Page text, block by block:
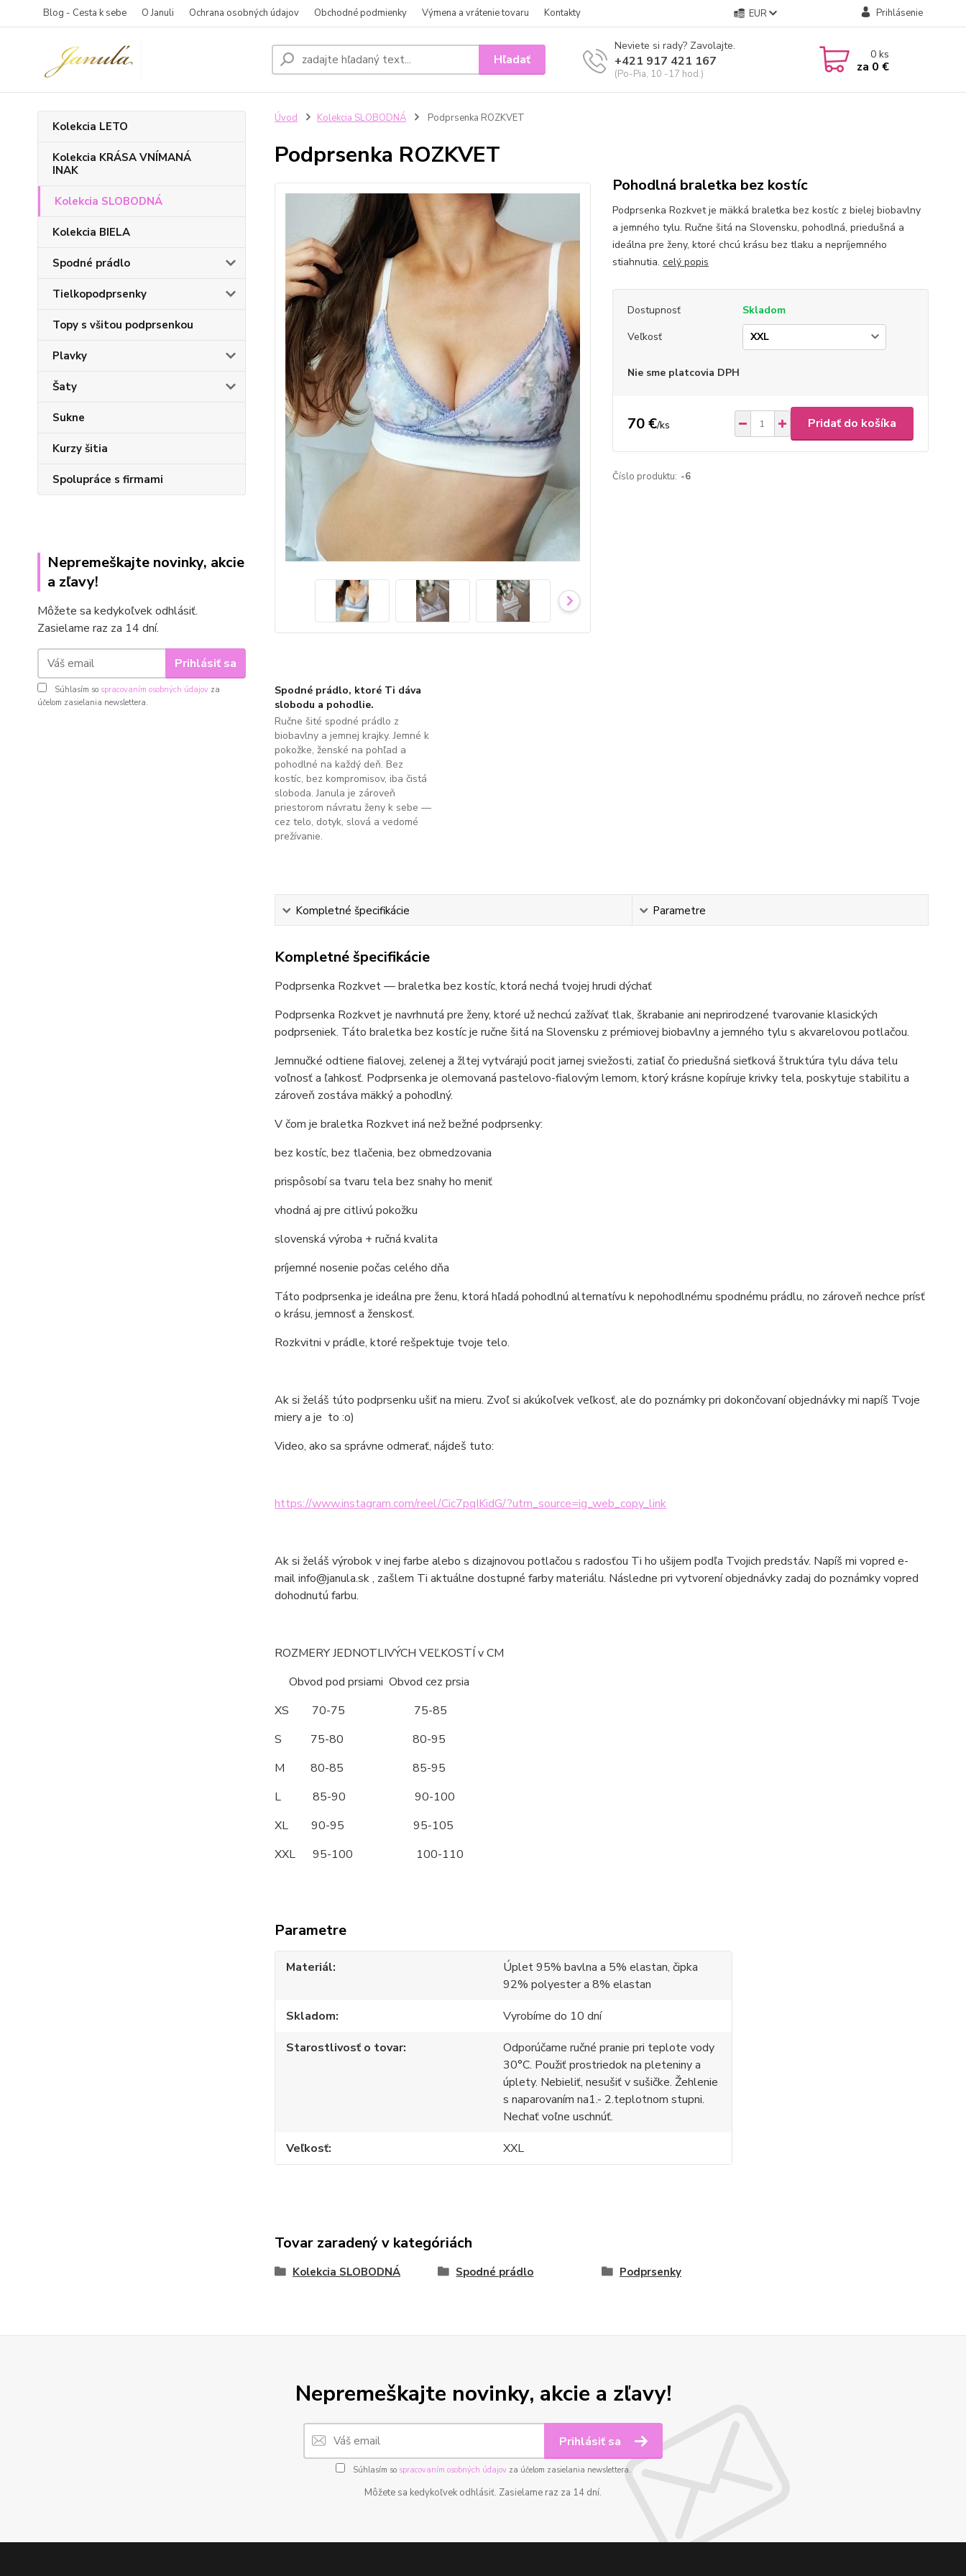
Blog - Cesta k sebe O Januli Ochrana osobných údajov Obchodné podmienky Výmena a vrátenie tovaru Kontakty EUR Prihlásenie
Hľadať
Neviete si rady? Zavolajte.
+421 917 421 167
(Po-Pia, 10 -17 hod.)
0ks
za 0 €
Kolekcia LETO
Kolekcia KRÁSA VNÍMANÁ
INAK
Kolekcia SLOBODNÁ
Kolekcia BIELA
Spodné prádlo
Tielkopodprsenky
Topy s všitou podprsenkou
Plavky
Šaty
Sukne
Kurzy šitia
Spolupráce s firmami
Nepremeškajte novinky, akcie
a zľavy!
Môžete sa kedykoľvek odhlásiť.
Zasielame raz za 14 dní.
Prihlásiť sa
Súhlasím so spracovaním osobných údajov za
účelom zasielania newslettera.
Úvod Kolekcia SLOBODNÁ Podprsenka ROZKVET
Podprsenka ROZKVET
Pohodlná braletka bez kostíc
Podprsenka Rozkvet je mäkká braletka bez kostíc z bielej biobavlny
a jemného tylu. Ručne šitá na Slovensku, pohodlná, priedušná a
ideálna pre ženy, ktoré chcú krásu bez tlaku a nepríjemného
stiahnutia. celý popis
Dostupnosť
Skladom
Veľkosť
Nie sme platcovia DPH
70 €/ks Pridať do košíka
Číslo produktu: -6
Spodné prádlo, ktoré Ti dáva
slobodu a pohodlie.
Ručne šité spodné prádlo z
biobavlny a jemnej krajky. Jemné k
pokožke, ženské na pohľad a
pohodlné na každý deň. Bez
kostíc, bez kompromisov, iba čistá
sloboda. Janula je zároveň
priestorom návratu ženy k sebe —
cez telo, dotyk, slová a vedomé
prežívanie.
Kompletné špecifikácie Parametre
Kompletné špecifikácie
Podprsenka Rozkvet — braletka bez kostíc, ktorá nechá tvojej hrudi dýchať
Podprsenka Rozkvet je navrhnutá pre ženy, ktoré už nechcú zažívať tlak, škrabanie ani neprirodzené tvarovanie klasických
podprseniek. Táto braletka bez kostíc je ručne šitá na Slovensku z prémiovej biobavlny a jemného tylu s akvarelovou potlačou.
Jemnučké odtiene fialovej, zelenej a žltej vytvárajú pocit jarnej sviežosti, zatiaľ čo priedušná sieťková štruktúra tylu dáva telu
voľnosť a ľahkosť. Podprsenka je olemovaná pastelovo-fialovým lemom, ktorý krásne kopíruje krivky tela, poskytuje stabilitu a
zároveň zostáva mäkký a pohodlný.
V čom je braletka Rozkvet iná než bežné podprsenky:
bez kostíc, bez tlačenia, bez obmedzovania
prispôsobí sa tvaru tela bez snahy ho meniť
vhodná aj pre citlivú pokožku
slovenská výroba + ručná kvalita
príjemné nosenie počas celého dňa
Táto podprsenka je ideálna pre ženu, ktorá hľadá pohodlnú alternatívu k nepohodlnému spodnému prádlu, no zároveň nechce prísť
o krásu, jemnosť a ženskosť.
Rozkvitni v prádle, ktoré rešpektuje tvoje telo.
Ak si želáš túto podprsenku ušiť na mieru. Zvoľ si akúkoľvek veľkosť, ale do poznámky pri dokončovaní objednávky mi napíš Tvoje
miery a je to :o)
Video, ako sa správne odmerať, nájdeš tuto:
https://www.instagram.com/reel/Cic7pqIKidG/?utm_source=ig_web_copy_link
Ak si želáš výrobok v inej farbe alebo s dizajnovou potlačou s radosťou Ti ho ušijem podľa Tvojich predstáv. Napíš mi vopred e-
mail info@janula.sk , zašlem Ti aktuálne dostupné farby materiálu. Následne pri vytvorení objednávky zadaj do poznámky vopred
dohodnutú farbu.
ROZMERY JEDNOTLIVÝCH VEĽKOSTÍ v CM
Obvod pod prsiami Obvod cez prsia
XS 70-75 75-85
S 75-80 80-95
M 80-85 85-95
L 85-90 90-100
XL 90-95 95-105
XXL 95-100 100-110
Parametre
Materiál
Úplet 95% bavlna a 5% elastan, čipka
92% polyester a 8% elastan
Skladom
Vyrobíme do 10 dní
Starostlivosť o tovar
Odporúčame ručné pranie pri teplote vody
30°C. Použiť prostriedok na pleteniny a
úplety. Nebieliť, nesušiť v sušičke. Žehlenie
s naparovaním na1.- 2.teplotnom stupni.
Nechať voľne uschnúť.
Veľkosť
XXL
Tovar zaradený v kategóriách
Kolekcia SLOBODNÁ Spodné prádlo Podprsenky
Nepremeškajte novinky, akcie a zľavy!
Prihlásiť sa
Súhlasím so spracovaním osobných údajovza účelom zasielania newslettera.
Môžete sa kedykoľvek odhlásiť. Zasielame raz za 14 dní.